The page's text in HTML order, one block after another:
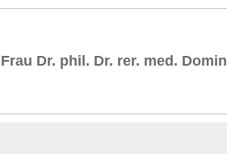
Dr. phil. Dr. rer. med.